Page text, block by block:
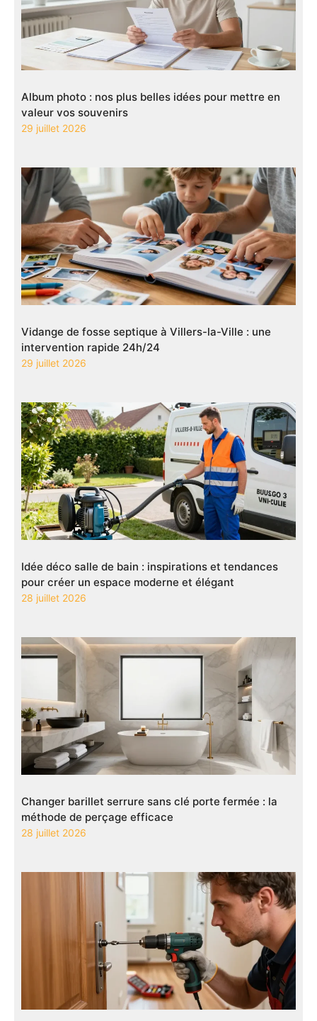
Album photo : nos plus belles idées pour mettre en
valeur vos souvenirs
29 juillet 2026
Vidange de fosse septique à Villers-la-Ville : une
intervention rapide 24h/24
29 juillet 2026
Idée déco salle de bain : inspirations et tendances
pour créer un espace moderne et élégant
28 juillet 2026
Changer barillet serrure sans clé porte fermée : la
méthode de perçage efficace
28 juillet 2026